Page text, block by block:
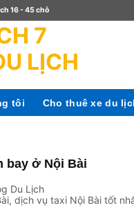
16 - 45 chỗ
tôi Cho thuê xe du
bay ở Nội Bài
Du Lịch
, dịch vụ taxi Nội Bài tốt